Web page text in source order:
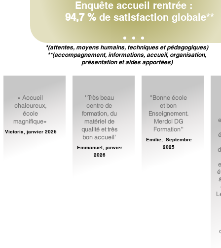
Enquête accueil rentrée :
94,7 % de satisfaction globale**
*(attentes, moyens humains, techniques et pédagogiques)
**(accompagnement, informations, accueil, organisation,
présentation et aides apportées)
« Accueil
chaleureux,
école
magnifique»
Victoria, janvier 2026
''Très beau
centre de
formation, du
matériel de
qualité et très
bon accueil'
Emmanuel, janvier
2026
''Bonne école
et bon
Enseignement.
Merdci DG
Formation''
Emilie, Septembre
2025